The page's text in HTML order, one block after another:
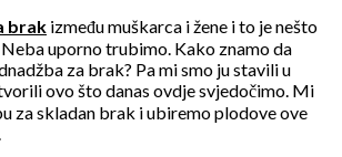
brak između muškarca i žene i to je nešto
uporno trubimo. Kako znamo da
za brak? Pa mi smo ju stavili u
ovo što danas ovdje svjedočimo. Mi
za skladan brak i ubiremo plodove ove